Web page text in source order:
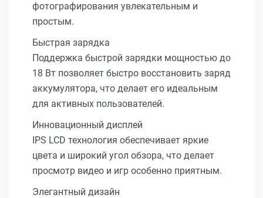
фотографирования увлекательным и
простым.
Быстрая зарядка
Поддержка быстрой зарядки мощностью до
18 Вт позволяет быстро восстановить заряд
аккумулятора, что делает его идеальным
для активных пользователей.
Инновационный дисплей
IPS LCD технология обеспечивает яркие
цвета и широкий угол обзора, что делает
просмотр видео и игр особенно приятным.
Элегантный дизайн